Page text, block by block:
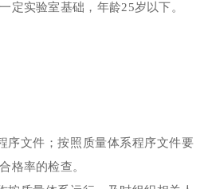
定实验室基础，年龄25岁以下。
序文件；按照质量体系程序文件要
格率的检查。